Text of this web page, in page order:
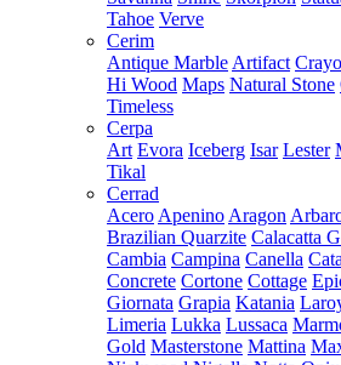
Tahoe Verve
Cerim
Antique Marble Artifact
Hi Wood Maps Natural Stone
Timeless
Cerpa
Art Evora Iceberg Isar Lester
Tikal
Cerrad
Acero Apenino Aragon
Brazilian Quarzite Calacatta
Cambia Campina Canella
Concrete Cortone Cottage
Giornata Grapia Katania
Limeria Lukka Lussaca
Gold Masterstone Mattina